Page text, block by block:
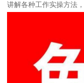
讲解各种工作实操方法